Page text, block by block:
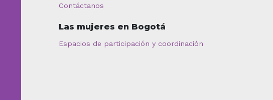
Contáctanos
Las mujeres en Bogotá
Espacios de participación y coordinación